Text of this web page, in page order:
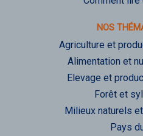
NOS
Agriculture et
Alimentation et
Elevage et
Forêt et
Milieux naturels
Pays